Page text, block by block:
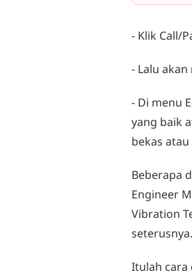
- Klik Call/
- Lalu
- Di menu
yang baik
bekas
Beberapa
Engineer
Vibration
seterusnya.
Itulah cara